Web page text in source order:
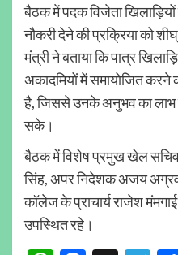
बैठक में पदक विजेता
नौकरी देने की प्रक्रिया को
मंत्री ने बताया कि पात्र
अकादमियों में समायोजित करने
है, जिससे उनके अनुभव का लाभ
सके।
बैठक में विशेष प्रमुख खेल सचिव
सिंह, अपर निदेशक अजय
कॉलेज के प्राचार्य राजेश
उपस्थित रहे।